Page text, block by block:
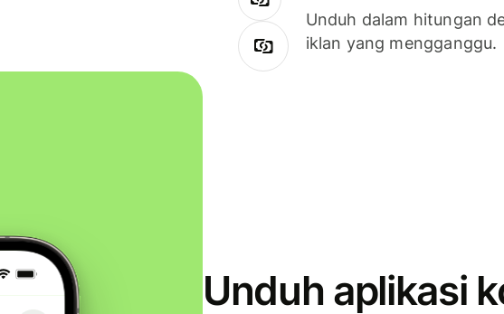
Unduh dalam hitungan
iklan yang mengganggu.
Unduh aplikasi